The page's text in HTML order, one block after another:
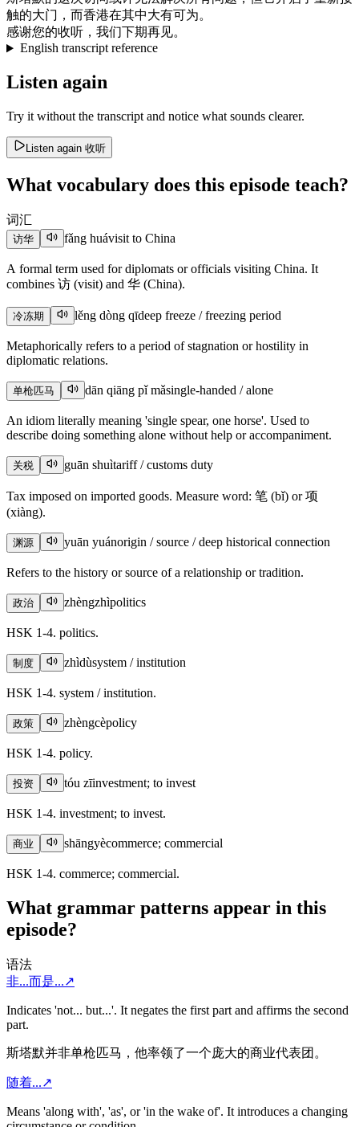
触的大门 ， 而香港在其中大有可为。
感谢您的收听 ， 我们下期再见。
English transcript reference
Listen again
Try it without the transcript and notice what sounds clearer.
Listen again 收听
What vocabulary does this episode teach?
词汇
访华 fǎng huávisit to China
A formal term used for diplomats or officials visiting China. It
combines 访 (visit) and 华 (China).
冷冻期 lěng dòng qīdeep freeze / freezing period
Metaphorically refers to a period of stagnation or hostility in
diplomatic relations.
单枪匹马 dān qiāng pǐ mǎsingle-handed / alone
An idiom literally meaning 'single spear, one horse'. Used to
describe doing something alone without help or accompaniment.
关税 guān shuìtariff / customs duty
Tax imposed on imported goods. Measure word: 笔 (bǐ) or 项
(xiàng).
渊源 yuān yuánorigin / source / deep historical connection
Refers to the history or source of a relationship or tradition.
政治 zhèngzhìpolitics
HSK 1-4. politics.
制度 zhìdùsystem / institution
HSK 1-4. system / institution.
政策 zhèngcèpolicy
HSK 1-4. policy.
投资 tóu zīinvestment; to invest
HSK 1-4. investment; to invest.
商业 shāngyècommerce; commercial
HSK 1-4. commerce; commercial.
What grammar patterns appear in this
episode?
语法
非...而是...↗
Indicates 'not... but...'. It negates the first part and affirms the second
part.
斯塔默并非单枪匹马，他率领了一个庞大的商业代表团。
随着...↗
Means 'along with', 'as', or 'in the wake of'. It introduces a changing